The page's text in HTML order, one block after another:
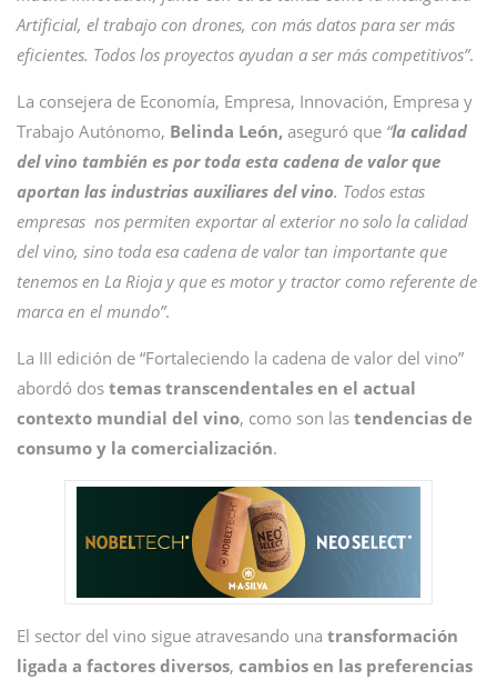
Artificial, el trabajo con drones, con más datos para ser más
eficientes. Todos los proyectos ayudan a ser más competitivos”.
La consejera de Economía, Empresa, Innovación, Empresa y
Trabajo Autónomo, Belinda León, aseguró que “la calidad
del vino también es por toda esta cadena de valor que
aportan las industrias auxiliares del vino. Todos estas
empresas nos permiten exportar al exterior no solo la calidad
del vino, sino toda esa cadena de valor tan importante que
tenemos en La Rioja y que es motor y tractor como referente de
marca en el mundo”.
La III edición de “Fortaleciendo la cadena de valor del vino”
abordó dos temas transcendentales en el actual
contexto mundial del vino, como son las tendencias de
consumo y la comercialización.
El sector del vino sigue atravesando una transformación
ligada a factores diversos, cambios en las preferencias